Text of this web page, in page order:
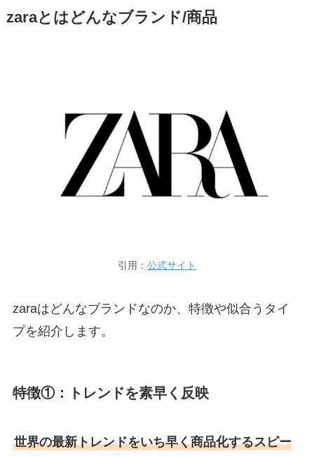
zaraとはどんなブランド/商品
引用： 公式サイト
zaraはどんなブランドなのか、特徴や似合うタイ
プを紹介します。
特徴①：トレンドを素早く反映
世界の最新トレンドをいち早く商品化するスピー